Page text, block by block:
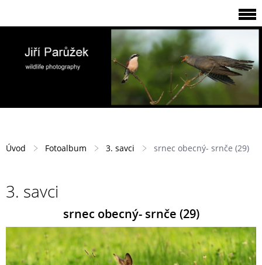
Úvod Fotoalbum 3. savci srnec obecný- srnče (29)
3. savci
srnec obecný- srnče (29)